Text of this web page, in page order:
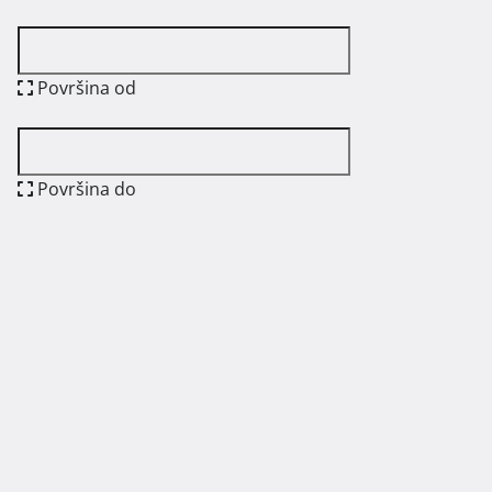
Površina od
Površina do